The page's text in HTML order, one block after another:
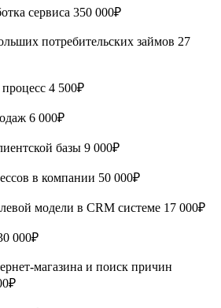
сервиса 350 000₽
потребительских займов 27
4 500₽
6 000₽
базы 9 000₽
в компании 50 000₽
модели в CRM системе 17 000₽
000₽
магазина и поиск причин